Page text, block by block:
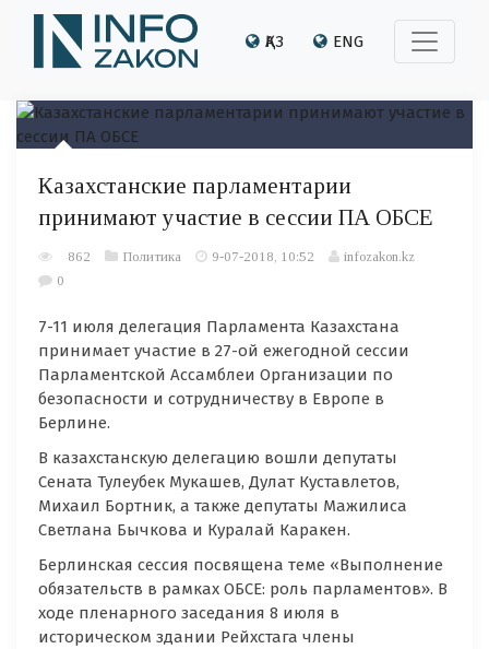
ҚАЗ ENG
Казахстанские парламентарии
принимают участие в сессии ПА ОБСЕ
862 Политика 9-07-2018, 10:52
infozakon.kz
0
7-11 июля делегация Парламента Казахстана
принимает участие в 27-ой ежегодной сессии
Парламентской Ассамблеи Организации по
безопасности и сотрудничеству в Европе в
Берлине.
В казахстанскую делегацию вошли депутаты
Сената Тулеубек Мукашев, Дулат Куставлетов,
Михаил Бортник, а также депутаты Мажилиса
Светлана Бычкова и Куралай Каракен.
Берлинская сессия посвящена теме «Выполнение
обязательств в рамках ОБСЕ: роль парламентов». В
ходе пленарного заседания 8 июля в
историческом здании Рейхстага члены